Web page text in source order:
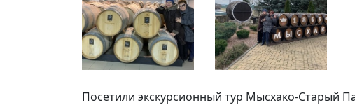
Посетили экскурсионный тур Мысхако-Старый